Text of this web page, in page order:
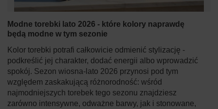
Modne torebki lato 2026 - które kolory naprawdę
będą modne w tym sezonie
Kolor torebki potrafi całkowicie odmienić stylizację -
podkreślić jej charakter, dodać energii albo wprowadzić
spokój. Sezon wiosna-lato 2026 przynosi pod tym
względem zaskakującą różnorodność: wśród
najmodniejszych torebek tego sezonu znajdziesz
zarówno intensywne, odważne barwy, jak i stonowane,